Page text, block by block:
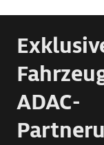
ADAC-